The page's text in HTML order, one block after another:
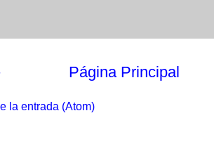
Página Principal
la entrada (Atom)